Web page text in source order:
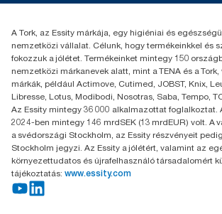
+36 1 392 2176
H-1021 Budapest
Budakeszi út 51.
A Tork, az Essity márkája, egy higiéniai és
nemzetközi vállalat. Célunk, hogy termékeinkkel és
fokozzuk a jólétet. Termékeinket mintegy 150
nemzetközi márkanevek alatt, mint a TENA és a
márkák, például Actimove, Cutimed, JOBST, Knix,
Libresse, Lotus, Modibodi, Nosotras, Saba, Tempo,
Az Essity mintegy 36 000 alkalmazottat foglalkoztat.
2024-ben mintegy 146 mrdSEK (13 mrdEUR) volt. A
a svédországi Stockholm, az Essity részvényeit
Stockholm jegyzi. Az Essity a jólétért, valamint az
környezettudatos és újrafelhasználó társadalomért
tájékoztatás: www.essity.com